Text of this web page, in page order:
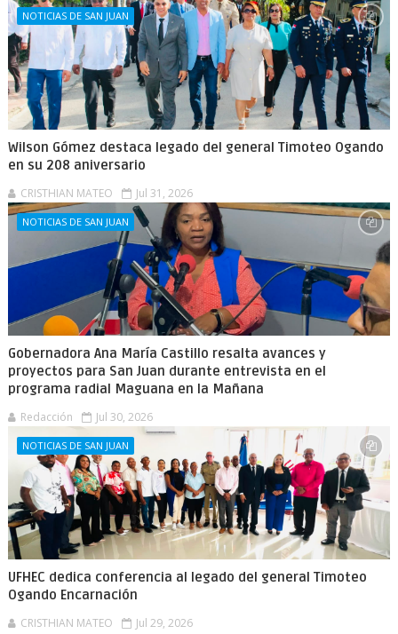
NOTICIAS DE SAN JUAN
Wilson Gómez destaca legado del general Timoteo Ogando
en su 208 aniversario
CRISTHIAN MATEO Jul 31, 2026
NOTICIAS DE SAN JUAN
Gobernadora Ana María Castillo resalta avances y
proyectos para San Juan durante entrevista en el
programa radial Maguana en la Mañana
Redacción Jul 30, 2026
NOTICIAS DE SAN JUAN
UFHEC dedica conferencia al legado del general Timoteo
Ogando Encarnación
CRISTHIAN MATEO Jul 29, 2026